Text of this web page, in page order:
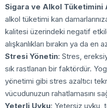
Sigara ve Alkol Tüketimini
alkol tüketimi kan
kalitesi üzerindeki negatif
alışkanlıkları bırakın ya da en
Stresi Yönetin: Stres,
sık rastlanan bir faktördür.
yönetimi gibi stres azaltıcı
vücudunuzun rahatlamasını
Yeterli Uyku: Yetersiz uyku,